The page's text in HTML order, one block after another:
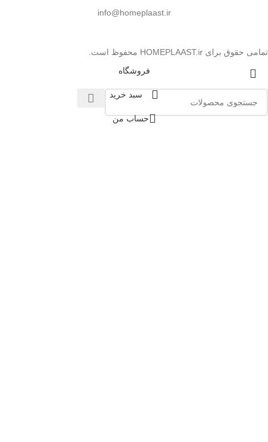
info@homeplaast.ir
تمامی حقوق برای HOMEPLAAST.ir محفوظ است.
فروشگاه
سبد خرید
حساب من